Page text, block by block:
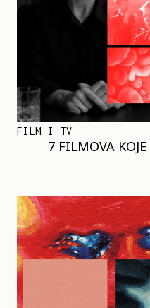
FILM I TV
7 FILMOVA